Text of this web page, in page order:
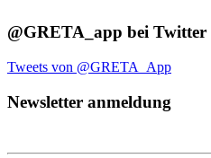
@GRETA_app bei Twitter
Tweets von @GRETA_App
Newsletter anmeldung